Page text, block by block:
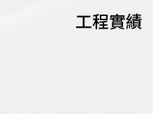
工程實績